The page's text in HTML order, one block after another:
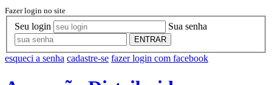
Fazer login no site
Seu login Sua senha
ENTRAR
esqueci a senha cadastre-se fazer login com facebook